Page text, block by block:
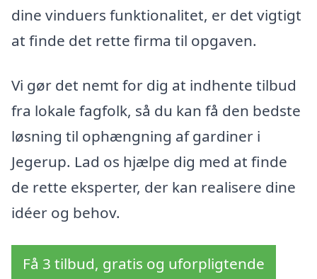
dine vinduers funktionalitet, er det vigtigt
at finde det rette firma til opgaven.
Vi gør det nemt for dig at indhente tilbud
fra lokale fagfolk, så du kan få den bedste
løsning til ophængning af gardiner i
Jegerup. Lad os hjælpe dig med at finde
de rette eksperter, der kan realisere dine
idéer og behov.
Få 3 tilbud, gratis og uforpligtende